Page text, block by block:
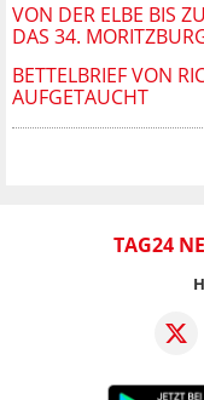
VON DER ELBE BIS
DAS 34.
BETTELBRIEF VON
AUFGETAUCHT
TAG24